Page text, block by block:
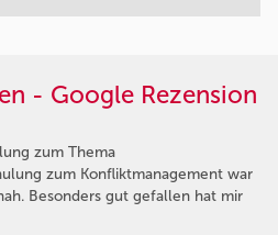
- Google Rezension
zum Thema
zum Konfliktmanagement war
Besonders gut gefallen hat mir